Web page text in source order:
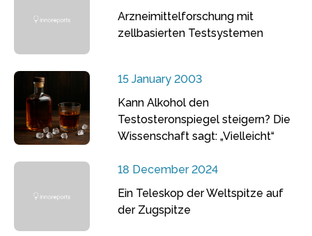
Arzneimittelforschung mit
zellbasierten Testsystemen
15 January 2003
Kann Alkohol den
Testosteronspiegel steigern? Die
Wissenschaft sagt: „Vielleicht“
18 December 2024
Ein Teleskop der Weltspitze auf
der Zugspitze